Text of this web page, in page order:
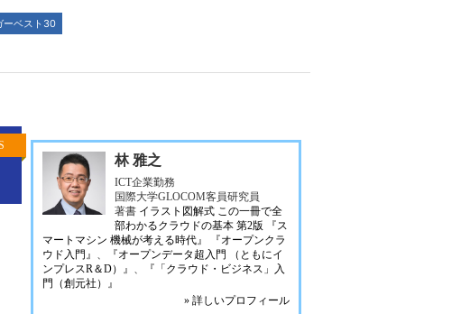
ーベスト30
林 雅之
ICT企業勤務
国際大学GLOCOM客員研究員
著書 イラスト図解式 この一冊で全
部わかるクラウドの基本 第2版
『ス
マートマシン 機械が考える時代』
『オープンクラ
ウド入門』 、
『オープンデータ超入門 （ともにイ
ンプレスR＆D）』 、
『「クラウド・ビジネス」入
門（創元社）』
» 詳しいプロフィール